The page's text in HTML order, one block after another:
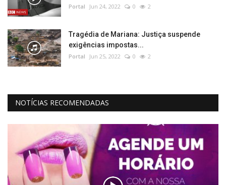
Portal Jun 24, 2022 0 2
Tragédia de Mariana: Justiça suspende
exigências impostas...
Portal Jun 25, 2022 0 2
NOTÍCIAS RECOMENDADAS